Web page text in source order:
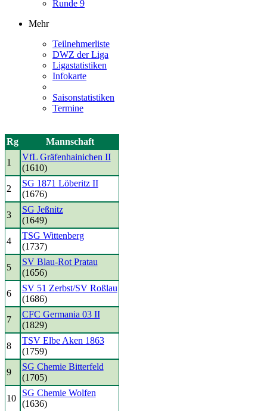
Runde 9
Mehr
Teilnehmerliste
DWZ der Liga
Ligastatistiken
Infokarte
Saisonstatistiken
Termine
Rg Mannschaft
1
VfL Gräfenhainichen II
(1610)
2
SG 1871 Löberitz II
(1676)
3
SG Jeßnitz
(1649)
4
TSG Wittenberg
(1737)
5
SV Blau-Rot Pratau
(1656)
6
SV 51 Zerbst/SV Roßlau
(1686)
7
CFC Germania 03 II
(1829)
8
TSV Elbe Aken 1863
(1759)
9
SG Chemie Bitterfeld
(1705)
10
SG Chemie Wolfen
(1636)